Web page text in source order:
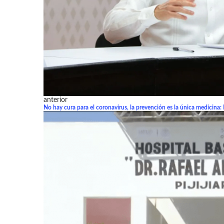
anterior
No hay cura para el coronavirus, la prevención es la única medicina: